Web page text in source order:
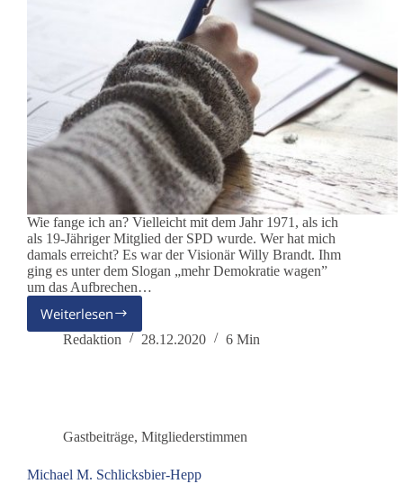
Wie fange ich an? Vielleicht mit dem Jahr 1971, als ich
als 19-Jähriger Mitglied der SPD wurde. Wer hat mich
damals erreicht? Es war der Visionär Willy Brandt. Ihm
ging es unter dem Slogan „mehr Demokratie wagen”
um das Aufbrechen…
Weiterlesen
Gerhard
Nadolny
2021
Redaktion 28.12.2020 6 Min
Gastbeiträge, Mitgliederstimmen
Michael M. Schlicksbier-Hepp